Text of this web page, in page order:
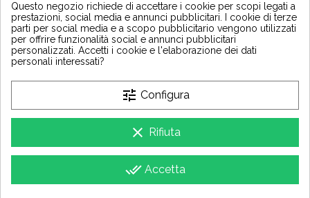
dalle ore 9,30 alle 14 e dalle 15 alle 18
LA NOSTRA AZIENDA
Questo negozio richiede di accettare i cookie per scopi legati a
prestazioni, social media e annunci pubblicitari. I cookie di terze
parti per social media e a scopo pubblicitario vengono utilizzati
per offrire funzionalità social e annunci pubblicitari
personalizzati. Accetti i cookie e l'elaborazione dei dati
personali interessati?
tune Configura
clear Rifiuta
done_all Accetta